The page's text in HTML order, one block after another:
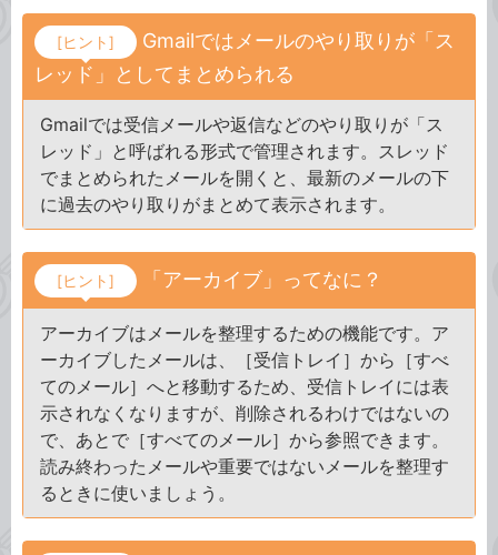
[ヒント]
Gmailではメールのやり取りが「ス
レッド」としてまとめられる
Gmailでは受信メールや返信などのやり取りが「ス
レッド」と呼ばれる形式で管理されます。スレッド
でまとめられたメールを開くと、最新のメールの下
に過去のやり取りがまとめて表示されます。
[ヒント] 「アーカイブ」ってなに？
アーカイブはメールを整理するための機能です。ア
ーカイブしたメールは、［受信トレイ］から［すべ
てのメール］へと移動するため、受信トレイには表
示されなくなりますが、削除されるわけではないの
で、あとで［すべてのメール］から参照できます。
読み終わったメールや重要ではないメールを整理す
るときに使いましょう。